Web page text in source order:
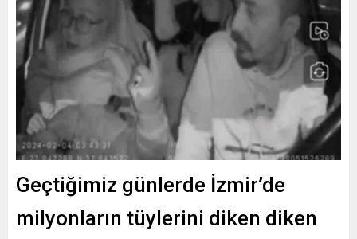
Geçtiğimiz günlerde İzmir’de
milyonların tüylerini diken diken